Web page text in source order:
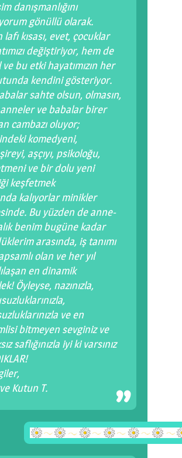
danışmanlığını
gönüllü olarak.
lafı kısası, evet, çocuklar
değiştiriyor, hem de
ve bu etki hayatımızın her
kendini gösteriyor.
sahte olsun, olmasın,
ve babalar birer
cambazı oluyor;
komedyeni,
aşçıyı, psikoloğu,
ve bir dolu yeni
keşfetmek
kalıyorlar minikler
Bu yüzden de anne-
benim bugüne kadar
arasında, iş tanımı
olan ve her yıl
en dinamik
Öyleyse, nazınızla,
ve en
bitmeyen sevginiz ve
saflığınızla iyi ki varsınız
Kutun T.